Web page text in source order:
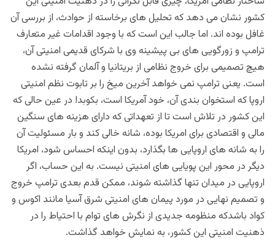
کشور نشان می دهد که تحلیل های برخاسته از حوادث، از بررسی آن
غافل بوده اند. اما جالب این است که با وجود اقدامات غیر متعارف
ترامپ و زورگویی های بی پیشینه وی با شرکای قدیمی امنیتی آن،
هیچ تصمیمی برای خروج نظامی از بریتانیا و آلمان گرفته نشده
است. یعنی ترامپ نمی خواهد آخرین میخ را بر تابوت نظم امنیتی
اروپا که استخوان بندی آن، خود آمریکا است، بکوبد! در عین حالی که
این کشور در تلاش است تا از تعهداتی که دارای هزینه های سنگین
مالی و اقتصادی برای امریکا بوده، شانه خالی کند و بار مسئولیت آن
را به شانه های اروپایی ها بگذارد، بدون اینکه احساس شود، امریکا
دیگر در محور این پویایی های امنیتی نیست. به این حساب، اگر
اروپایی در میدان تنها گذاشته شوند، ممکن قدم بعدی ترامپ خروج
و تصمیم نهایی در مورد پیمان های امنیتی شرق آسیا مانند اکوس و
کواد باشدکه منظومه جدیدی از نگرش های توام با احتیاط را در
ذهنیت امنیتی این کشور، به نمایش خواهد گذاشت.